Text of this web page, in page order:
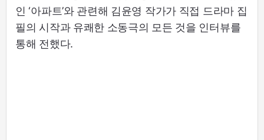
인 ‘아파트’와 관련해 김윤영 작가가 직접 드라마 집
필의 시작과 유쾌한 소동극의 모든 것을 인터뷰를
통해 전했다.